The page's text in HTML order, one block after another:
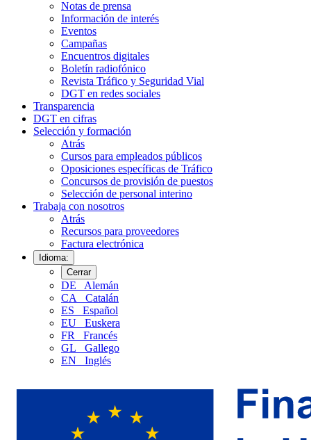
Notas de prensa
Información de interés
Eventos
Campañas
Encuentros digitales
Boletín radiofónico
Revista Tráfico y Seguridad Vial
DGT en redes sociales
Transparencia
DGT en cifras
Selección y formación
Atrás
Cursos para empleados públicos
Oposiciones específicas de Tráfico
Concursos de provisión de puestos
Selección de personal interino
Trabaja con nosotros
Atrás
Recursos para proveedores
Factura electrónica
Idioma:
Cerrar
DE
Alemán
CA
Catalán
ES
Español
EU
Euskera
FR
Francés
GL
Gallego
EN
Inglés